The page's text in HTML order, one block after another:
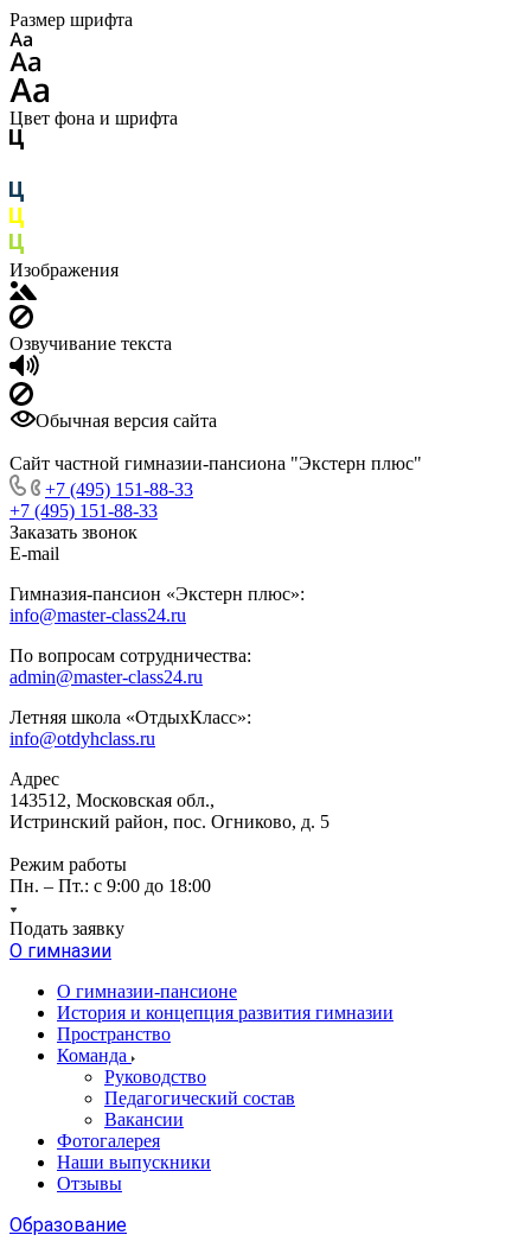
Размер шрифта
Цвет фона и шрифта
Изображения
Озвучивание текста
Обычная версия сайта
Сайт частной гимназии-пансиона "Экстерн плюс"
+7 (495) 151-88-33
+7 (495) 151-88-33
Заказать звонок
E-mail
Гимназия-пансион «Экстерн плюс»:
info@master-class24.ru
По вопросам сотрудничества:
admin@master-class24.ru
Летняя школа «ОтдыхКласс»:
info@otdyhclass.ru
Адрес
143512, Московская обл.,
Истринский район, пос. Огниково, д. 5
Режим работы
Пн. – Пт.: с 9:00 до 18:00
Подать заявку
О гимназии
О гимназии-пансионе
История и концепция развития гимназии
Пространство
Команда
Руководство
Педагогический состав
Вакансии
Фотогалерея
Наши выпускники
Отзывы
Образование